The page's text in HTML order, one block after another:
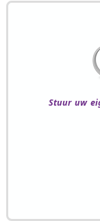
Stuur uw